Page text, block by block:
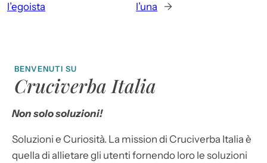
l’egoista
l’una
→
BENVENUTI SU
Cruciverba Italia
Non solo soluzioni!
Soluzioni e Curiosità. La mission di Cruciverba Italia è
quella di allietare gli utenti fornendo loro le soluzioni